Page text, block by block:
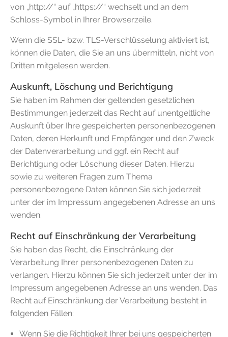
von „http://“ auf „https://“ wechselt und an dem
Schloss-Symbol in Ihrer Browserzeile.
Wenn die SSL- bzw. TLS-Verschlüsselung aktiviert ist,
können die Daten, die Sie an uns übermitteln, nicht von
Dritten mitgelesen werden.
Auskunft, Löschung und Berichtigung
Sie haben im Rahmen der geltenden gesetzlichen
Bestimmungen jederzeit das Recht auf unentgeltliche
Auskunft über Ihre gespeicherten personenbezogenen
Daten, deren Herkunft und Empfänger und den Zweck
der Datenverarbeitung und ggf. ein Recht auf
Berichtigung oder Löschung dieser Daten. Hierzu
sowie zu weiteren Fragen zum Thema
personenbezogene Daten können Sie sich jederzeit
unter der im Impressum angegebenen Adresse an uns
wenden.
Recht auf Einschränkung der Verarbeitung
Sie haben das Recht, die Einschränkung der
Verarbeitung Ihrer personenbezogenen Daten zu
verlangen. Hierzu können Sie sich jederzeit unter der im
Impressum angegebenen Adresse an uns wenden. Das
Recht auf Einschränkung der Verarbeitung besteht in
folgenden Fällen:
Wenn Sie die Richtigkeit Ihrer bei uns gespeicherten